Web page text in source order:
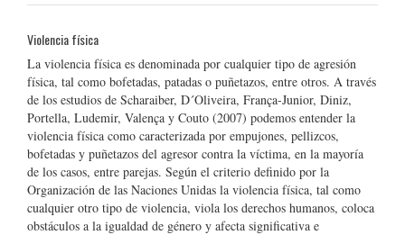
Violencia física
La violencia física es denominada por cualquier tipo de agresión
física, tal como bofetadas, patadas o puñetazos, entre otros. A través
de los estudios de Scharaiber, D´Oliveira, França-Junior, Diniz,
Portella, Ludemir, Valença y Couto (2007) podemos entender la
violencia física como caracterizada por empujones, pellizcos,
bofetadas y puñetazos del agresor contra la víctima, en la mayoría
de los casos, entre parejas. Según el criterio definido por la
Organización de las Naciones Unidas la violencia física, tal como
cualquier otro tipo de violencia, viola los derechos humanos, coloca
obstáculos a la igualdad de género y afecta significativa e